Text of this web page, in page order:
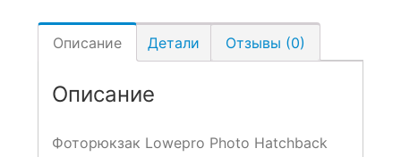
Описание Детали Отзывы (0)
Описание
Фоторюкзак Lowepro Photo Hatchback